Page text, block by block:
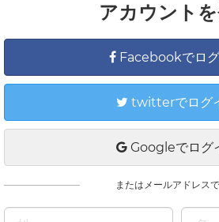
アカウント
Facebookでロ
twitterでログ
Googleでログ
またはメールアドレス